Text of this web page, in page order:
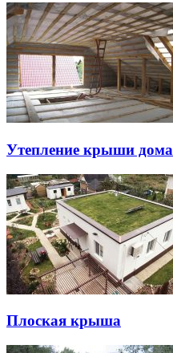
Утепление крыши дома
Плоская крыша